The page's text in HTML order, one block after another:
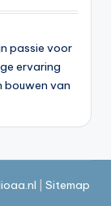
passie voor
ervaring
bouwen van
Sitemap